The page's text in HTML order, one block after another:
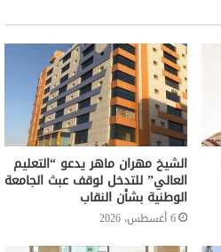
الشيخ مهران ماهر يدعو “التعليم
العالي” للتدخل لوقف عبث الجامعة
الوطنية بشأن النقاب
6 أغسطس، 2026